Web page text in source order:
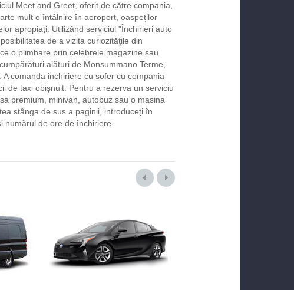
Meet and Greet, oferit de către compania,
mult o întâlnire în aeroport, oaspeților
apropiaţi. Utilizând serviciul "Închirieri auto
de a vizita curiozităţile din
o plimbare prin celebrele magazine sau
alături de Monsummano Terme,
comanda inchiriere cu sofer cu compania
de taxi obișnuit. Pentru a rezerva un serviciu
premium, minivan, autobuz sau o masina
stânga de sus a paginii, introduceți în
numărul de ore de închiriere.